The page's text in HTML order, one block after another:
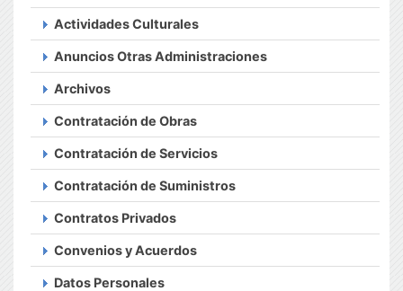
Actividades Culturales
Anuncios Otras Administraciones
Archivos
Contratación de Obras
Contratación de Servicios
Contratación de Suministros
Contratos Privados
Convenios y Acuerdos
Datos Personales